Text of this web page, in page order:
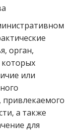
орган,
или
а также
для